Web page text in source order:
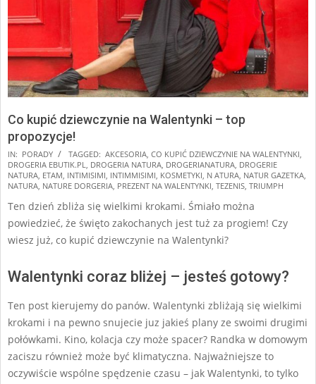
Co kupić dziewczynie na Walentynki – top
propozycje!
2025-
01-
13
IN: PORADY TAGGED: AKCESORIA, CO KUPIĆ DZIEWCZYNIE NA WALENTYNKI,
DROGERIA EBUTIK.PL, DROGERIA NATURA, DROGERIANATURA, DROGERIE
NATURA, ETAM, INTIMISIMI, INTIMMISIMI, KOSMETYKI, N ATURA, NATUR GAZETKA,
NATURA, NATURE DORGERIA, PREZENT NA WALENTYNKI, TEZENIS, TRIUMPH
Ten dzień zbliża się wielkimi krokami. Śmiało można
powiedzieć, że święto zakochanych jest tuż za progiem! Czy
wiesz już, co kupić dziewczynie na Walentynki?
Walentynki coraz bliżej – jesteś gotowy?
Ten post kierujemy do panów. Walentynki zbliżają się wielkimi
krokami i na pewno snujecie juz jakieś plany ze swoimi drugimi
połówkami. Kino, kolacja czy może spacer? Randka w domowym
zaciszu również może być klimatyczna. Najważniejsze to
oczywiście wspólne spędzenie czasu – jak Walentynki, to tylko